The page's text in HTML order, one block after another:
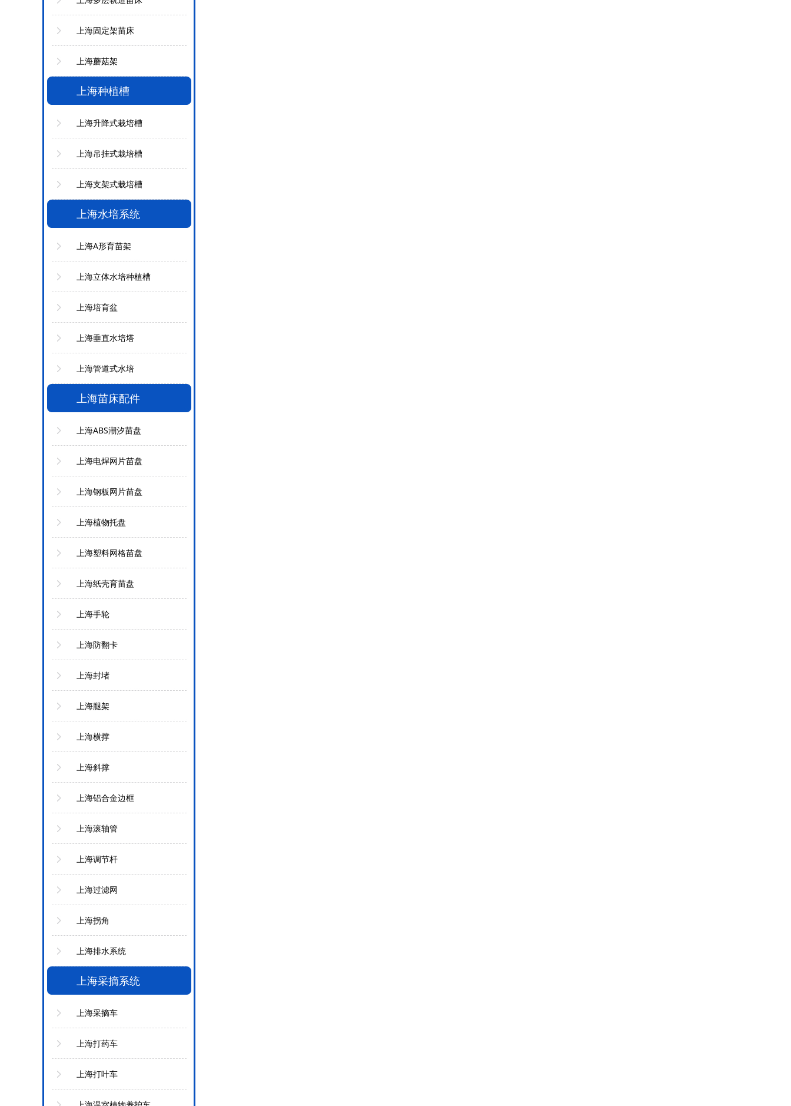
上海固定架苗床
上海蘑菇架
上海种植槽
上海升降式栽培槽
上海吊挂式栽培槽
上海支架式栽培槽
上海水培系统
上海A形育苗架
上海立体水培种植槽
上海培育盆
上海垂直水培塔
上海管道式水培
上海苗床配件
上海ABS潮汐苗盘
上海电焊网片苗盘
上海钢板网片苗盘
上海植物托盘
上海塑料网格苗盘
上海纸壳育苗盘
上海手轮
上海防翻卡
上海封堵
上海腿架
上海横撑
上海斜撑
上海铝合金边框
上海滚轴管
上海调节杆
上海过滤网
上海拐角
上海排水系统
上海采摘系统
上海采摘车
上海打药车
上海打叶车